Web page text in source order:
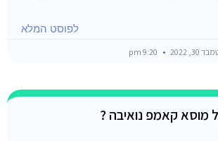
לפוסט המלא
30, 2022
מוסא קאמפ נואיבה ?